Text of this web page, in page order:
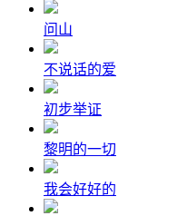
问山
不说话的爱
初步举证
黎明的一切
我会好好的